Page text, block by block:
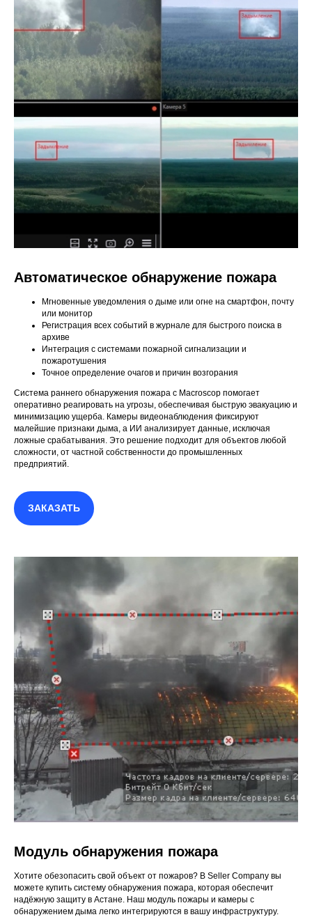
Автоматическое обнаружение пожара
Мгновенные уведомления о дыме или огне на смартфон, почту
или монитор
Регистрация всех событий в журнале для быстрого поиска в
архиве
Интеграция с системами пожарной сигнализации и
пожаротушения
Точное определение очагов и причин возгорания
Система раннего обнаружения пожара с Macroscop помогает
оперативно реагировать на угрозы, обеспечивая быструю эвакуацию и
минимизацию ущерба. Камеры видеонаблюдения фиксируют
малейшие признаки дыма, а ИИ анализирует данные, исключая
ложные срабатывания. Это решение подходит для объектов любой
сложности, от частной собственности до промышленных
предприятий.
ЗАКАЗАТЬ
Модуль обнаружения пожара
Хотите обезопасить свой объект от пожаров? В Seller Company вы
можете купить систему обнаружения пожара, которая обеспечит
надёжную защиту в Астане. Наш модуль пожары и камеры с
обнаружением дыма легко интегрируются в вашу инфраструктуру.